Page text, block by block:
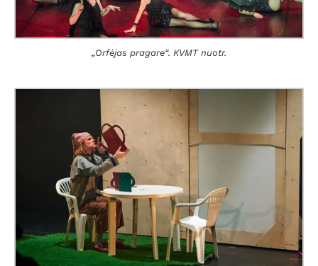
„Orfėjas pragare“. KVMT nuotr.